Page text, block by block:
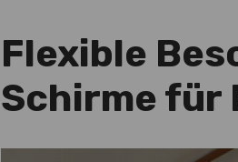
Flexible
Schirme für